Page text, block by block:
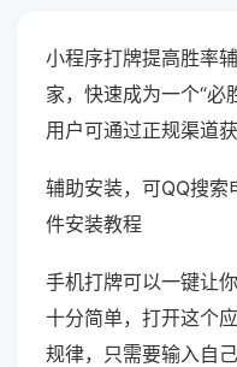
小程序打牌提高胜率
家，快速成为一个“必
用户可通过正规渠道获
辅助安装，可QQ搜
件安装教程
手机打牌可以一键让
十分简单，打开这个
规律，只需要输入自